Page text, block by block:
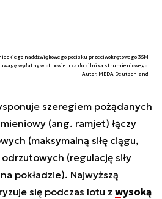
naddźwiękowego pocisku przeciwokrętowego 3SM
wydatny wlot powietrza do silnika strumieniowego.
Autor. MBDA Deutschland
szeregiem pożądanych
(ang. ramjet) łączy
(maksymalną siłę ciągu,
(regulację siły
pokładzie). Najwyższą
się podczas lotu z wysoką